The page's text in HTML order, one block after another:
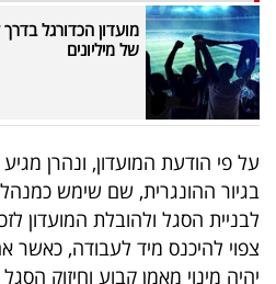
דרושים
ניוזלטרים
מייל
אדום
מועדון הכדורגל
של מיליונים
על פי הודעת המועדון, ונהרן
בגיור ההונגרית, שם שימש
לבניית הסגל ולהובלת המועדון
צפוי להיכנס מיד לעבודה, כאשר
יהיה מינוי מאמן קבוע וחיזוק